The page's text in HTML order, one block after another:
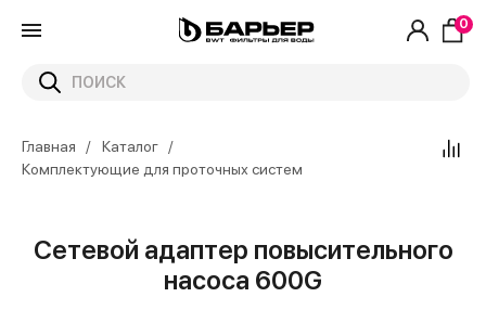
0
Главная
Каталог
Комплектующие для проточных систем
Сетевой адаптер повысительного
насоса 600G